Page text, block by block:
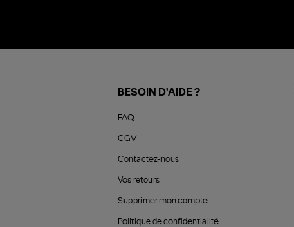
BESOIN D'AIDE ?
FAQ
CGV
Contactez-nous
Vos retours
Supprimer mon compte
Politique de confidentialité